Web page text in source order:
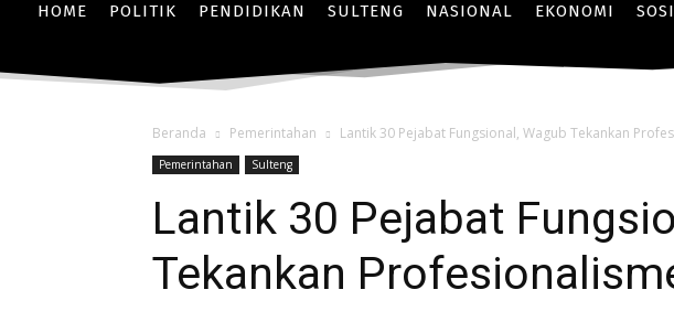
HOME POLITIK PENDIDIKAN SULTENG NASIONAL EKONOMI
Beranda Pemerintahan Lantik 30 Pejabat Fungsional, Wagub Tekankan
Pemerintahan Sulteng
Lantik 30 Pejabat
Tekankan